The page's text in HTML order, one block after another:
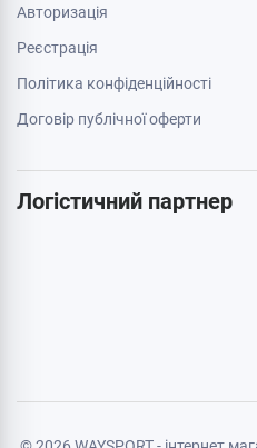
Додатково
Акції
Бренди
Карта сайту
Договір публічної оферти